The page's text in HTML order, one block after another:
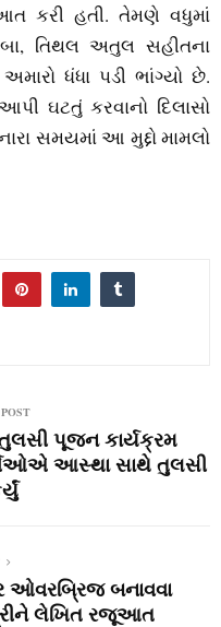
કરી હતી. તેમણે વધુમાં
તિથલ અતુલ સહીતના
ધંધા પડી ભાંગ્‍યો છે.
ઘટતું કરવાનો દિલાસો
સમયમાં આ મુદ્દો મામલો
તુલસી પૂજન કાર્યક્રમ
આસ્‍થા સાથે તુલસી
ઓવરબ્રિજ બનાવવા
લેખિત રજૂઆત